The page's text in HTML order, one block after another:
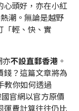
心頭好，亦在小紅
潮。無論是越野
「輕、快、實
亦不設直郵香港 。
錢？這篇文章將為
教你如何透過
國官網以官方原價
運費計算往往仍比